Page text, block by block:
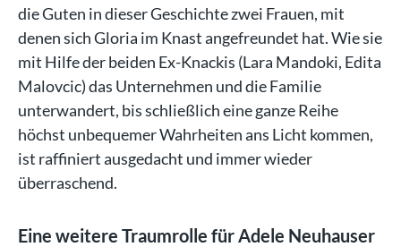
die Guten in dieser Geschichte zwei Frauen, mit
denen sich Gloria im Knast angefreundet hat. Wie sie
mit Hilfe der beiden Ex-Knackis (Lara Mandoki, Edita
Malovcic) das Unternehmen und die Familie
unterwandert, bis schließlich eine ganze Reihe
höchst unbequemer Wahrheiten ans Licht kommen,
ist raffiniert ausgedacht und immer wieder
überraschend.
Eine weitere Traumrolle für Adele Neuhauser